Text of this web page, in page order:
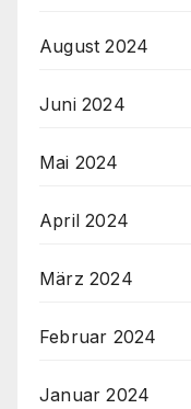
August 2024
Juni 2024
Mai 2024
April 2024
März 2024
Februar 2024
Januar 2024